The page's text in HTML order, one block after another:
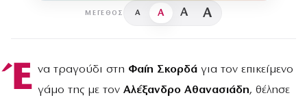
ΜΈΓΕΘΟΣ A A A A
Έ να τραγούδι στη Φαίη Σκορδάγια τον επικείμενο
γάμο της με τον Αλέξανδρο Αθανασιάδη, θέλησε